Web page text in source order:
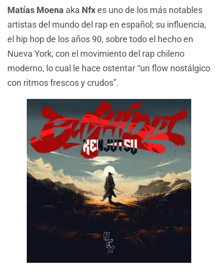
Matías Moena aka Nfxes uno de los más notables
artistas del mundo del rap en español; su influencia,
el hip hop de los años 90, sobre todo el hecho en
Nueva York, con el movimiento del rap chileno
moderno, lo cual le hace ostentar “un flow nostálgico
con ritmos frescos y crudos”.